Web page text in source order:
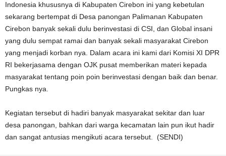
Indonesia khususnya di Kabupaten Cirebon ini yang kebetulan
sekarang bertempat di Desa panongan Palimanan Kabupaten
Cirebon banyak sekali dulu berinvestasi di CSI, dan Global insani
yang dulu sempat ramai dan banyak sekali masyarakat Cirebon
yang menjadi korban nya. Dalam acara ini kami dari Komisi XI DPR
RI bekerjasama dengan OJK pusat memberikan materi kepada
masyarakat tentang poin poin berinvestasi dengan baik dan benar.
Pungkas nya.
Kegiatan tersebut di hadiri banyak masyarakat sekitar dan luar
desa panongan, bahkan dari warga kecamatan lain pun ikut hadir
dan sangat antusias mengikuti acara tersebut. (SENDI)